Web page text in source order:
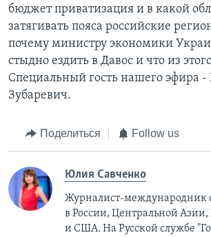
бюджет приватизация и в какой
затягивать пояса российские
почему министру экономики
стыдно ездить в Давос и что из
Специальный гость нашего эфира -
Зубаревич.
Поделиться Follow us
Юлия Савченко
Журналист-международник
в России, Центральной
и США. На Русской службе